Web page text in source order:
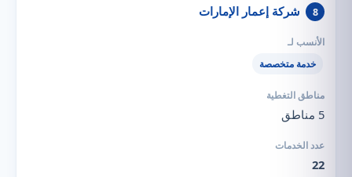
8 شركة إعمار الإمارات
خدمة متخصصة
5 مناطق
22